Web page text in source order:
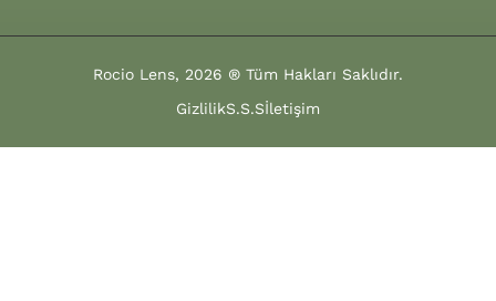
Rocio Lens, 2026 ® Tüm Hakları Saklıdır.
GizlilikS.S.Sİletişim